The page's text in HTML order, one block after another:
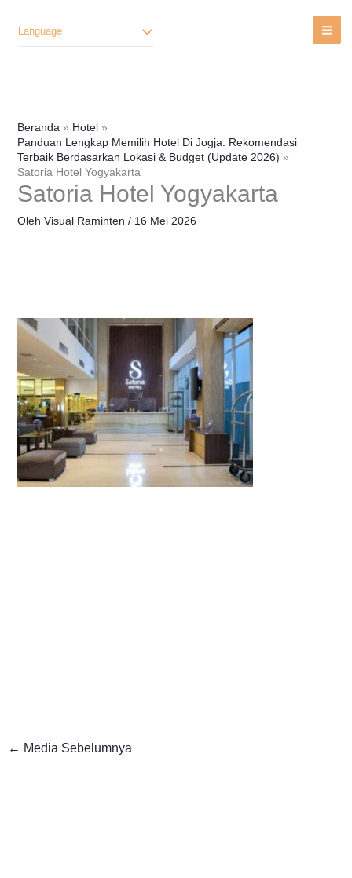
Language
Beranda
Hotel
Panduan Lengkap Memilih Hotel Di Jogja: Rekomendasi
Terbaik Berdasarkan Lokasi & Budget (Update 2026)
Satoria Hotel Yogyakarta
Satoria Hotel Yogyakarta
Oleh Visual Raminten / 16 Mei 2026
← Media Sebelumnya